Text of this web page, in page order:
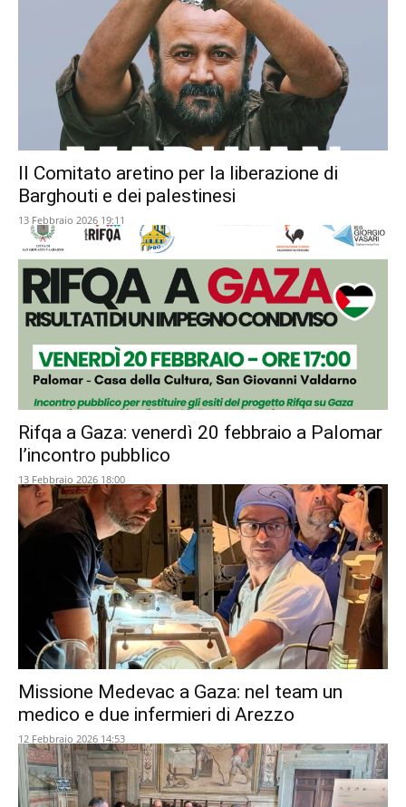
Il Comitato aretino per la liberazione di
Barghouti e dei palestinesi
13 Febbraio 2026 19:11
Rifqa a Gaza: venerdì 20 febbraio a Palomar
l’incontro pubblico
13 Febbraio 2026 18:00
Missione Medevac a Gaza: nel team un
medico e due infermieri di Arezzo
12 Febbraio 2026 14:53